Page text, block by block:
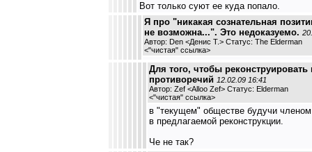
Вот только суют ее куда попало.
Я про "никакая сознательная
не возможна...". Это недоказуемо.
Автор: Den <Денис Т.> Статус: The Elderman
<"чистая" ссылка>
Для того, чтобы
противоречий 12.02.09 16:41
Автор: Zef <Alloo Zef> Статус: Elderman
<"чистая" ссылка>
в "текущем" обществе будучи
в предлагаемой реконструкции.
Че не так?